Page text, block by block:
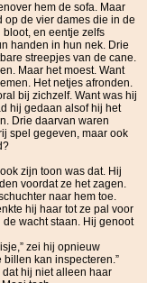
hem de sofa. Maar
de vier dames die in de
en eentje zelfs
handen in hun nek. Drie
streepjes van de cane.
Maar het moest. Want
Het netjes afronden.
bij zichzelf. Want was hij
hij gedaan alsof hij het
Drie daarvan waren
spel gegeven, maar ook
zijn toon was dat. Hij
voordat ze het zagen.
naar hem toe.
hij haar tot ze pal voor
wacht staan. Hij genoot
zei hij opnieuw
kan inspecteren.”
hij niet alleen haar